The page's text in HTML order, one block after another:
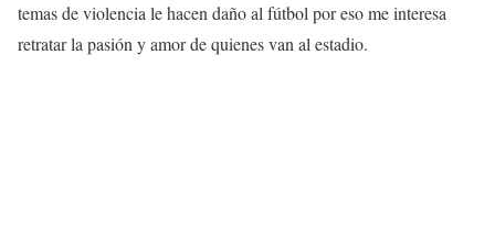
temas de violencia le hacen daño al fútbol por eso me interesa
retratar la pasión y amor de quienes van al estadio.